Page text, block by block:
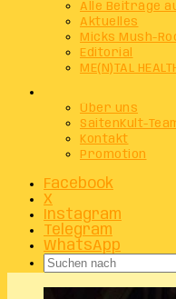
Alle Beiträge
Aktuelles
Micks Mush-
Editorial
ME(N)TAL
Über uns
SaitenKult-
Kontakt
Promotion
Facebook
X
Instagram
Telegram
WhatsApp